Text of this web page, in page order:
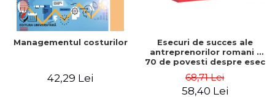
Managementul costurilor
42,29 Lei
Esecuri de succes ale
antreprenorilor romani -
70 de povesti despre esec
68,71 Lei
58,40 Lei